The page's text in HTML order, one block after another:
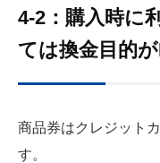
4-2：購入時に
ては換金目的
商品券はクレジット
す。